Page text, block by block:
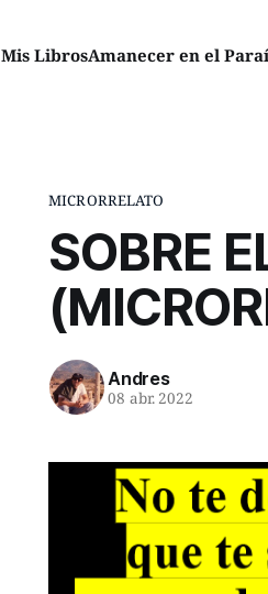
Mis LibrosAmanecer en el
MICRORRELATO
SOBRE
Andres
08 abr. 2022